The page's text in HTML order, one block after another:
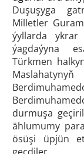
Duşuşyga
Milletler
ýyllarda ykrar
ýagdaýyna
Türkmen
durmuşa
ählumumy
ösüşi üpjün